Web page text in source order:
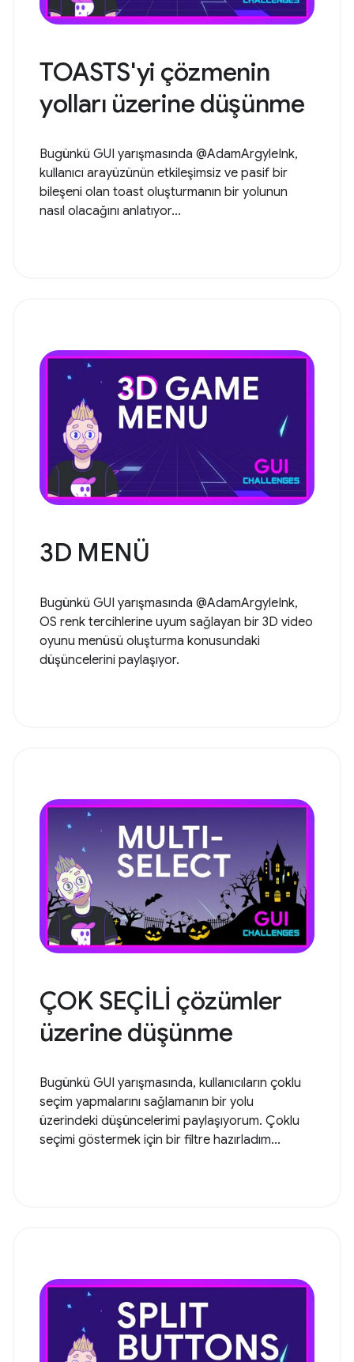
TOASTS'yi çözmenin
yolları üzerine düşünme
Bugünkü GUI yarışmasında @AdamArgyleInk,
kullanıcı arayüzünün etkileşimsiz ve pasif bir
bileşeni olan toast oluşturmanın bir yolunun
nasıl olacağını anlatıyor...
3D MENÜ
Bugünkü GUI yarışmasında @AdamArgyleInk,
OS renk tercihlerine uyum sağlayan bir 3D video
oyunu menüsü oluşturma konusundaki
düşüncelerini paylaşıyor.
ÇOK SEÇİLİ çözümler
üzerine düşünme
Bugünkü GUI yarışmasında, kullanıcıların çoklu
seçim yapmalarını sağlamanın bir yolu
üzerindeki düşüncelerimi paylaşıyorum. Çoklu
seçimi göstermek için bir filtre hazırladım...